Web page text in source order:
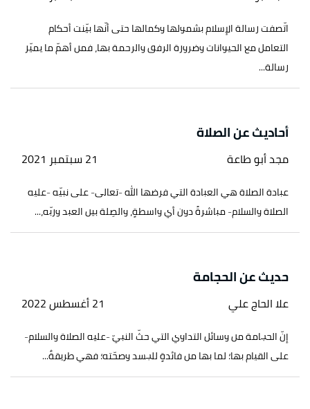
اتّصفت رسالة الإسلام بشمولها وكمالها حتى أنّها بيّنت أحكام
التعامل مع الحيوانات وضرورة الرفق والرحمة بها، فمن أهمّ ما يميّز
رسالة...
أحاديث عن الصلاة
مجد أبو طاعة 21 سبتمبر 2021
عبادة الصلاة هي العبادة التي فرضها الله -تعالى- على نبيّه -عليه
الصلاة والسلام- مباشرةً دون أي واسطةٍ، والصِلة بين العبد وربّه،...
حديث عن الحجامة
علا الحاج علي 21 أغسطس 2022
إنّ الحجامة من وسائل التداوي التي حثّ النبيّ -عليه الصلاة والسلام-
على القيام بها؛ لما بها من فائدةٍ للجسد وصحّته؛ فهي طريقةٌ...